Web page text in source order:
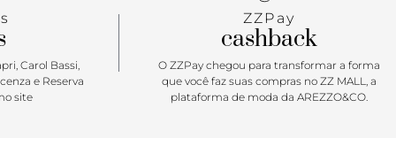
Carol Bassi,
e Reserva
site
ZZPay
cashback
O ZZPay chegou para transformar a forma
que você faz suas compras no ZZ MALL, a
plataforma de moda da AREZZO&CO.